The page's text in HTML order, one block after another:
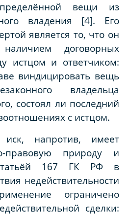
вещи из
владения [4]. Его
является то, что он
договорных
истцом и ответчиком:
виндицировать вещь
владельца
состоял ли последний
с истцом.
иск, напротив, имеет
правовую природу и
статьёй 167 ГК РФ в
недействительности
ограничено
сделки: